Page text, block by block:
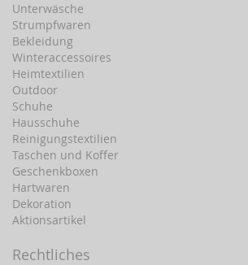
Unterwäsche
Strumpfwaren
Bekleidung
Winteraccessoires
Heimtextilien
Outdoor
Schuhe
Hausschuhe
Reinigungstextilien
Taschen und Koffer
Geschenkboxen
Hartwaren
Dekoration
Aktionsartikel
Rechtliches